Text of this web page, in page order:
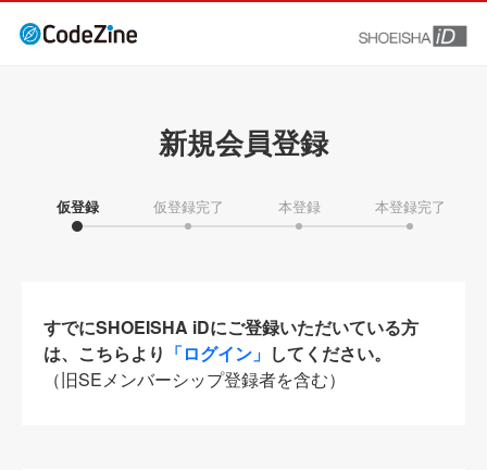
新規会員登録
仮登録 仮登録完了 本登録 本登録完了
すでにSHOEISHA iDにご登録いただいている方
は、こちらより 「ログイン」 してください。
（旧SEメンバーシップ登録者を含む）